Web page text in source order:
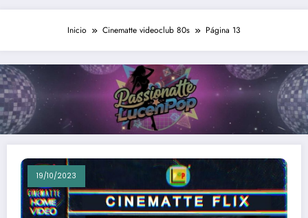
Inicio Cinematte videoclub 80s Página 13
19/10/2023